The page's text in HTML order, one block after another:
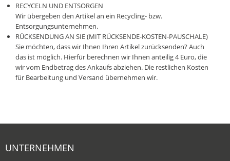
RECYCELN UND ENTSORGEN
Wir übergeben den Artikel an ein Recycling- bzw.
Entsorgungsunternehmen.
RÜCKSENDUNG AN SIE (MIT RÜCKSENDE-KOSTEN-PAUSCHALE)
Sie möchten, dass wir Ihnen Ihren Artikel zurücksenden? Auch
das ist möglich. Hierfür berechnen wir Ihnen anteilig 4 Euro, die
wir vom Endbetrag des Ankaufs abziehen. Die restlichen Kosten
für Bearbeitung und Versand übernehmen wir.‎
UNTERNEHMEN